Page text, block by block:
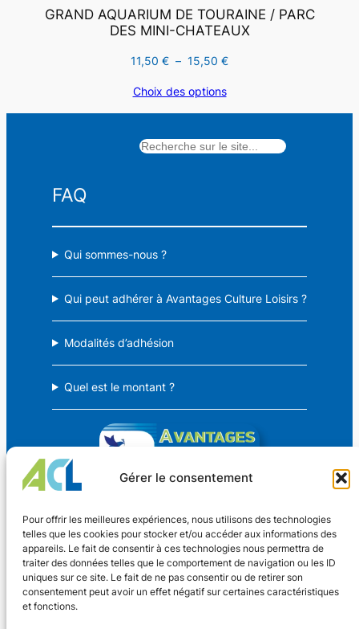
Gérer le consentement
Pour offrir les meilleures expériences, nous utilisons des technologies
telles que les cookies pour stocker et/ou accéder aux informations des
appareils. Le fait de consentir à ces technologies nous permettra de
traiter des données telles que le comportement de navigation ou les ID
uniques sur ce site. Le fait de ne pas consentir ou de retirer son
consentement peut avoir un effet négatif sur certaines caractéristiques
et fonctions.
GRAND AQUARIUM DE TOURAINE / PARC
DES MINI-CHATEAUX
11,50 € – 15,50 €Plage
11,50 €
15,50 €
Choix des options
FAQ
Qui sommes-nous ?
Qui peut adhérer à Avantages Culture Loisirs ?
Modalités d’adhésion
Quel est le montant ?
Avantages Culture Loisirs
Des avantages CSE pour TOUS !
Coordonnées